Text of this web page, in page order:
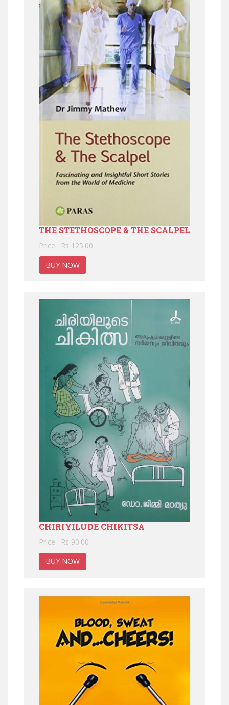
THE STETHOSCOPE & THE SCALPEL
Price : Rs 125.00
BUY NOW
CHIRIYILUDE CHIKITSA
Price : Rs 90.00
BUY NOW